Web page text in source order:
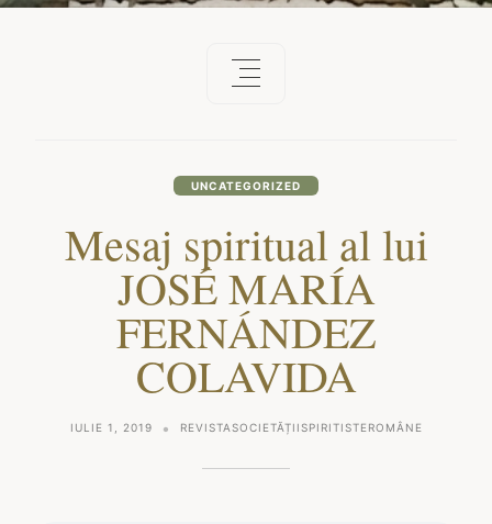
UNCATEGORIZED
Mesaj spiritual al lui
JOSÉ MARÍA
FERNÁNDEZ
COLAVIDA
IULIE 1, 2019 REVISTASOCIETĂȚIISPIRITISTEROMÂNE